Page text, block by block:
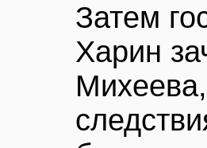
Затем
Харин